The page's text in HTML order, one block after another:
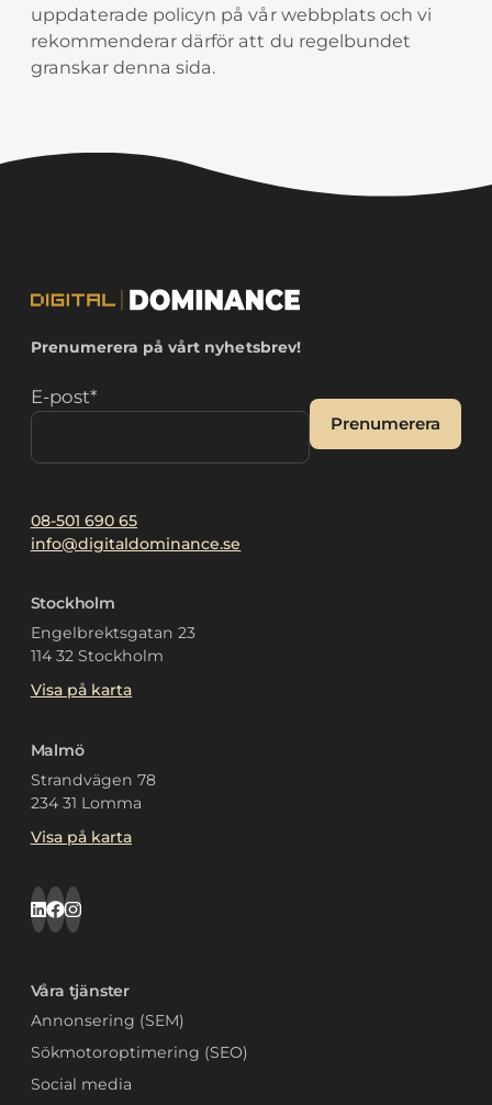
uppdaterade policyn på vår webbplats och vi
rekommenderar därför att du regelbundet
granskar denna sida.
Prenumerera på vårt nyhetsbrev!
E-post*
Prenumerera
08-501 690 65
info@digitaldominance.se
Stockholm
Engelbrektsgatan 23
114 32 Stockholm
Visa på karta
Malmö
Strandvägen 78
234 31 Lomma
Visa på karta
Våra tjänster
Annonsering (SEM)
Sökmotoroptimering (SEO)
Social media